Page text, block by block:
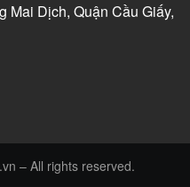
Mai Dịch, Quận Cầu Giấy,
– All rights reserved.